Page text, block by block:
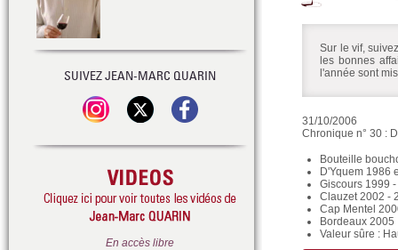
Sur le vif,
les bonnes
l'année sont
31/10/2006
Chronique n° 30 :
Bouteille
D'Yquem 1986
Giscours 1999
Clauzet 2002 -
Cap Mentel
Bordeaux 2005
Valeur sûre :
SUIVEZ JEAN-MARC QUARIN
En accès libre